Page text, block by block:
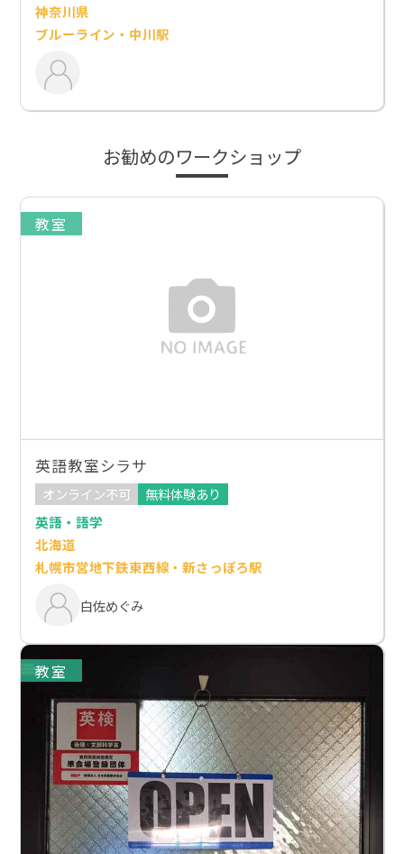
神奈川県
ブルーライン・中川駅
お勧めのワークショップ
教室
英語教室シラサ
オンライン不可
無料体験あり
英語・語学
北海道
札幌市営地下鉄東西線・新さっぽろ駅
白佐めぐみ
教室